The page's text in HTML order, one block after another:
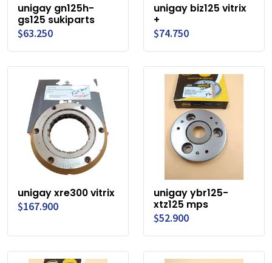
unigay gn125h-
gs125 sukiparts
$63.250
unigay biz125 vitrix
+
$74.750
unigay xre300 vitrix
$167.900
unigay ybr125-
xtz125 mps
$52.900